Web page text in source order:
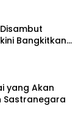
Bangkitkan
yang Akan
Sastranegara